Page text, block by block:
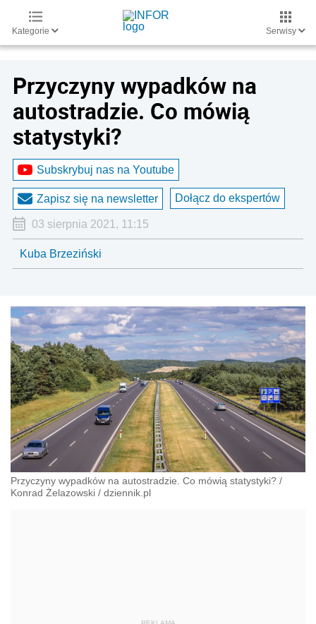
Kategorie Serwisy
Przyczyny wypadków na
autostradzie. Co mówią
statystyki?
Subskrybuj nas na Youtube
Zapisz się na newsletter Dołącz do ekspertów
03 sierpnia 2021, 11:15
Kuba Brzeziński
Przyczyny wypadków na autostradzie. Co mówią statystyki? /
Konrad Żelazowski / dziennik.pl